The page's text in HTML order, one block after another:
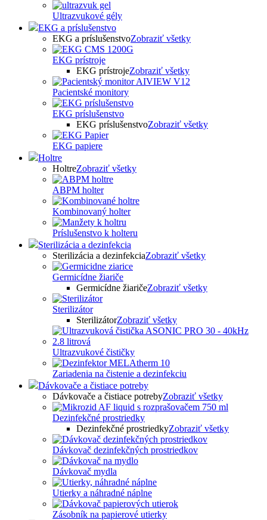
Ultrazvukové gély
EKG a príslušenstvo
EKG a príslušenstvoZobraziť všetky
EKG prístroje
EKG prístrojeZobraziť všetky
Pacientské monitory
EKG príslušenstvo
EKG príslušenstvoZobraziť všetky
EKG papiere
Holtre
HoltreZobraziť všetky
ABPM holter
Kombinovaný holter
Príslušenstvo k holteru
Sterilizácia a dezinfekcia
Sterilizácia a dezinfekciaZobraziť všetky
Germicídne žiariče
Germicídne žiaričeZobraziť všetky
Sterilizátor
SterilizátorZobraziť všetky
Ultrazvukové čističky
Zariadenia na čistenie a dezinfekciu
Dávkovače a čistiace potreby
Dávkovače a čistiace potrebyZobraziť všetky
Dezinfekčné prostriedky
Dezinfekčné prostriedkyZobraziť všetky
Dávkovač dezinfekčných prostriedkov
Dávkovač mydla
Utierky a náhradné náplne
Zásobník na papierové utierky